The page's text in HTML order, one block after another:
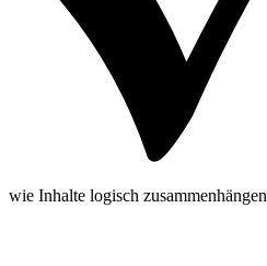
wie Inhalte logisch zusammenhängen